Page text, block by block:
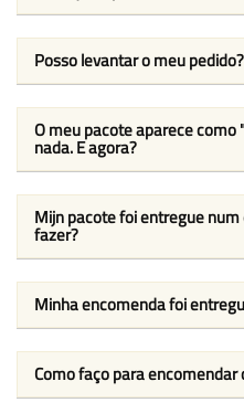
Posso levantar o meu pedido?
O meu pacote aparece
nada. E agora?
Mijn pacote foi entregue
fazer?
Minha encomenda foi
Como faço para